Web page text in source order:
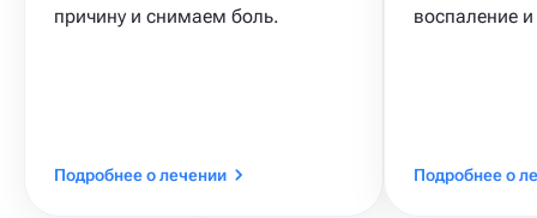
причину и снимаем боль.
Подробнее о лечении
воспаление
Подробнее о